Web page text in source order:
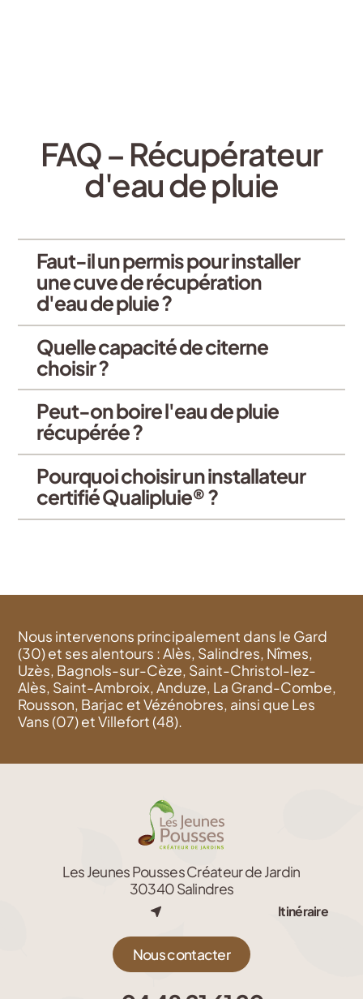
FAQ – Récupérateur
d'eau de pluie
Faut-il un permis pour installer
une cuve de récupération
d'eau de pluie ?
Quelle capacité de citerne
choisir ?
Peut-on boire l'eau de pluie
récupérée ?
Pourquoi choisir un installateur
certifié Qualipluie® ?
Nous intervenons principalement dans le Gard
(30) et ses alentours : Alès, Salindres, Nîmes,
Uzès, Bagnols-sur-Cèze, Saint-Christol-lez-
Alès, Saint-Ambroix, Anduze, La Grand-Combe,
Rousson, Barjac et Vézénobres, ainsi que Les
Vans (07) et Villefort (48).
Les Jeunes Pousses Créateur de Jardin
30340 Salindres
Itinéraire
Nous contacter